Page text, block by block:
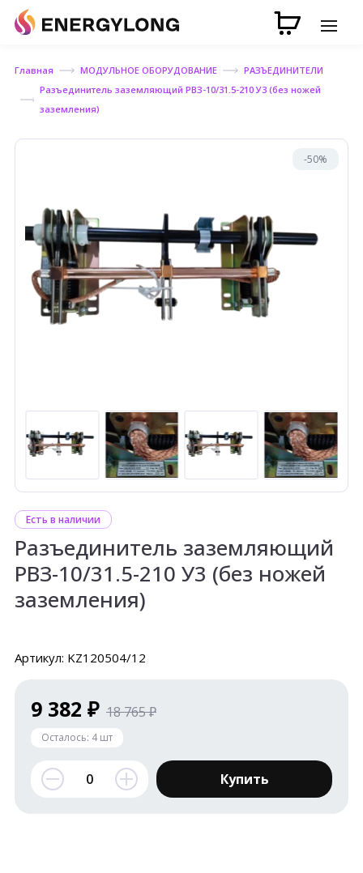
Главная МОДУЛЬНОЕ ОБОРУДОВАНИЕ
РАЗЪЕДИНИТЕЛИ
Разъединитель заземляющий РВЗ-10/31.5-210 У3 (без ножей
заземления)
-50%
Есть в наличии
Разъединитель заземляющий
РВЗ-10/31.5-210 У3 (без ножей
заземления)
Артикул: KZ120504/12
9 382 ₽ 18 765 ₽
Осталось: 4шт
Купить